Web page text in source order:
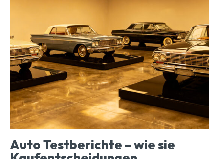
Auto Testberichte – wie sie